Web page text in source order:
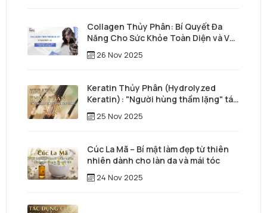
Collagen Thủy Phân: Bí Quyết Đa
Năng Cho Sức Khỏe Toàn Diện và Vẻ
Đẹp Vượt Thời Gian
26 Nov 2025
Keratin Thủy Phân (Hydrolyzed
Keratin): "Người hùng thầm lặng" tái
tạo mái tóc từ sâu bên trong
25 Nov 2025
Cúc La Mã – Bí mật làm đẹp từ thiên
nhiên dành cho làn da và mái tóc
24 Nov 2025